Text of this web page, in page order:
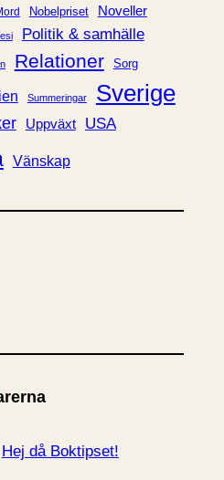
Nobelpriset Noveller
Politik & samhälle
Relationer Sorg
Summeringar Sverige
Uppväxt USA
Vänskap
Hej då Boktipset!